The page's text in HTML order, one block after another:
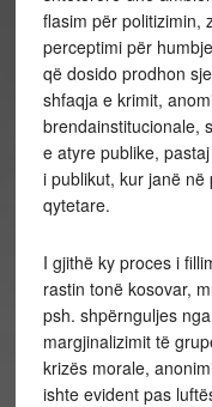
flasim për politizimin,
perceptimi për
që dosido prodhon
shfaqja e krimit,
brendainstitucionale,
e atyre publike,
i publikut, kur janë
qytetare.
I gjithë ky proces i
rastin tonë kosovar,
psh. shpërnguljes
margjinalizimit të
krizës morale,
ishte evident pas